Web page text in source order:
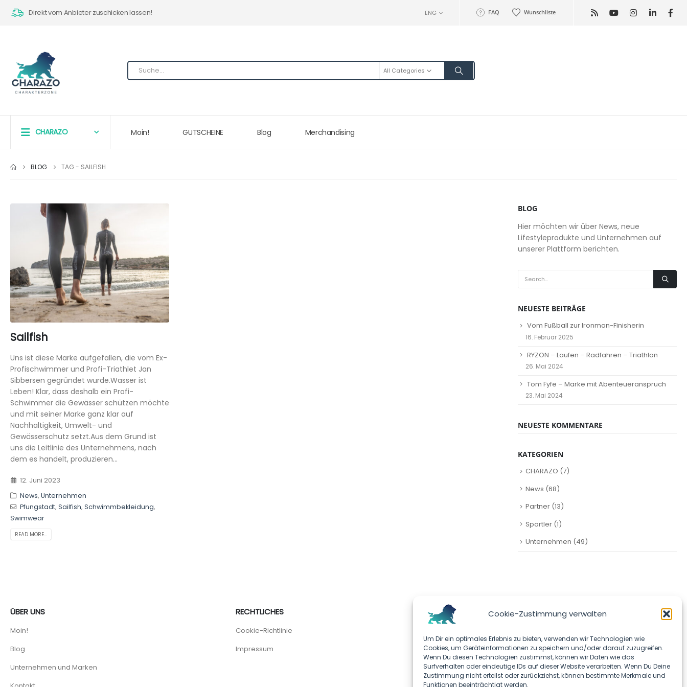
Cookie-Zustimmung verwalten
Um Dir ein optimales Erlebnis zu bieten, verwenden wir Technologien wie
Cookies, um Geräteinformationen zu speichern und/oder darauf zuzugreifen.
Wenn Du diesen Technologien zustimmst, können wir Daten wie das
Surfverhalten oder eindeutige IDs auf dieser Website verarbeiten. Wenn Du Deine
Zustimmung nicht erteilst oder zurückziehst, können bestimmte Merkmale und
Funktionen beeinträchtigt werden.
Direkt vom Anbieter zuschicken lassen! ENG FAQ Wunschliste
All Categories
CHARAZO Moin! GUTSCHEINE Blog Merchandising
BLOG TAG - SAILFISH
Sailfish
Uns ist diese Marke aufgefallen, die vom Ex-
Profischwimmer und Profi-Triathlet Jan
Sibbersen gegründet wurde.Wasser ist
Leben! Klar, dass deshalb ein Profi-
Schwimmer die Gewässer schützen möchte
und mit seiner Marke ganz klar auf
Nachhaltigkeit, Umwelt- und
Gewässerschutz setzt.Aus dem Grund ist
uns die Leitlinie des Unternehmens, nach
dem es handelt, produzieren...
12. Juni 2023
News, Unternehmen
Pfungstadt, Sailfish, Schwimmbekleidung,
Swimwear
READ MORE...
BLOG
Hier möchten wir über News, neue
Lifestyleprodukte und Unternehmen auf
unserer Plattform berichten.
NEUESTE BEITRÄGE
Vom Fußball zur Ironman-Finisherin
16. Februar 2025
RYZON – Laufen – Radfahren – Triathlon
26. Mai 2024
Tom Fyfe – Marke mit Abenteueranspruch
23. Mai 2024
NEUESTE KOMMENTARE
KATEGORIEN
CHARAZO (7)
News (68)
Partner (13)
Sportler (1)
Unternehmen (49)
ÜBER UNS
Moin!
Blog
Unternehmen und Marken
RECHTLICHES
Cookie-Richtlinie
Impressum
SOCIAL MEDIA